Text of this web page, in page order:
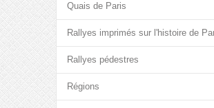
Quais de Paris
Rallyes imprimés sur l'histoire de
Rallyes pédestres
Régions